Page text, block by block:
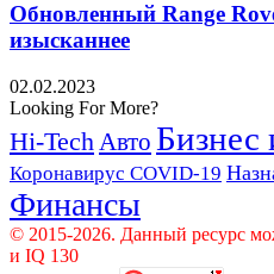
Обновленный Range
изысканнее
02.02.2023
Looking For More?
Hi-Tech Авто Бизнес
Коронавирус COVID-19
Финансы
© 2015-2026. Данный ресурс
и IQ 130